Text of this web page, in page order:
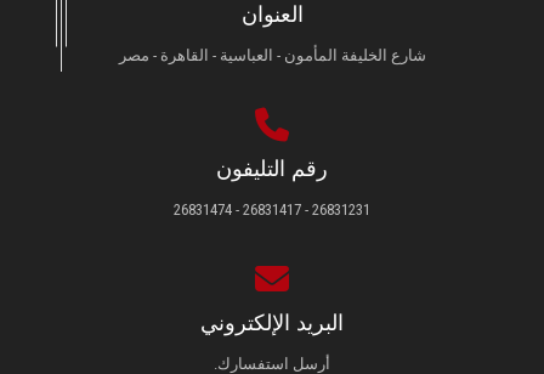
العنوان
شارع الخليفة المأمون - العباسية - القاهرة - مصر
رقم التليفون
26831231 - 26831417 - 26831474
البريد الإلكتروني
أرسل استفسارك.